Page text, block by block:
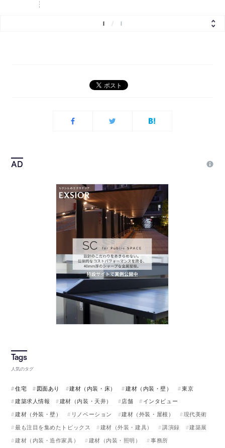
1 1
人気のタグ
住宅 図面あり 建材（内装・床） 建材（内装・壁）
東京
建築求人情報
建材（内装・天井） 店舗
インタビュー
建材（外装・壁）
リノベーション 建材（外装・屋根）
現代美術
最も注目を集めたトピックス
建材（外装・建具） 講演録
建築展
建材（内装・造作家具）
建材（内装・照明）
事務所